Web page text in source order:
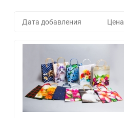
Дата добавления Цена